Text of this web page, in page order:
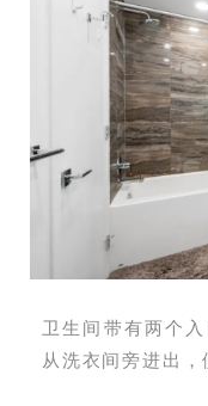
卫生间带有两个
从洗衣间旁进出，